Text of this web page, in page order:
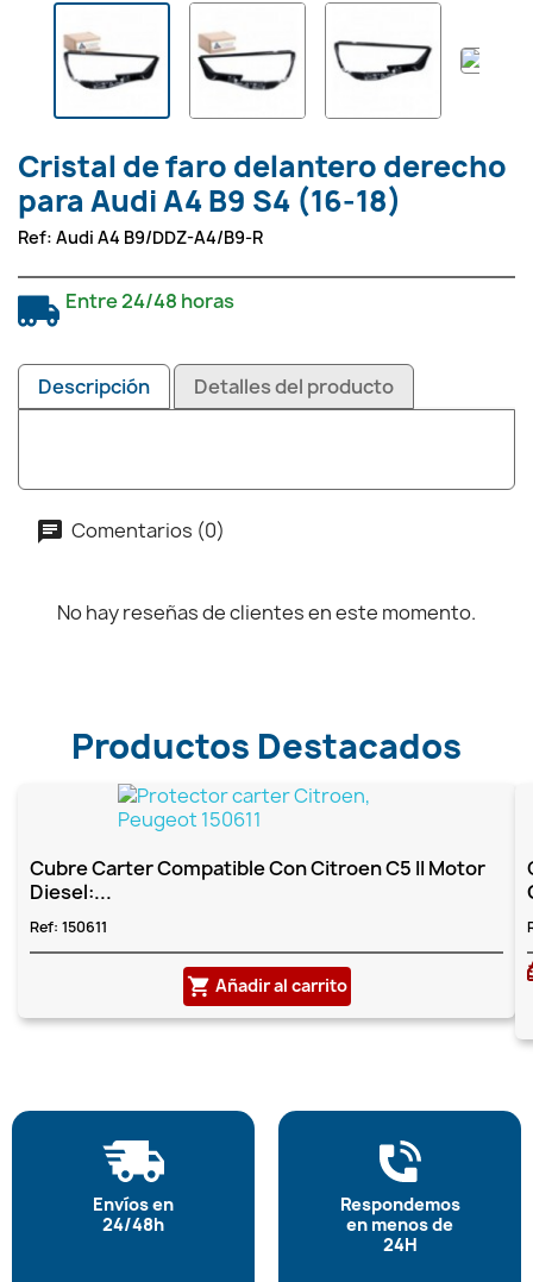
Cristal de faro delantero derecho
para Audi A4 B9 S4 (16-18)
Ref: Audi A4 B9/DDZ-A4/B9-R
Entre 24/48 horas
Descripción Detalles del producto
Comentarios (0)
No hay reseñas de clientes en este momento.
Productos Destacados
Cubre Carter Compatible Con Citroen C5 II Motor
Diesel:...
Ref: 150611
shopping_cart Añadir al carrito
Envíos en
24/48h
Respondemos
en menos de
24H